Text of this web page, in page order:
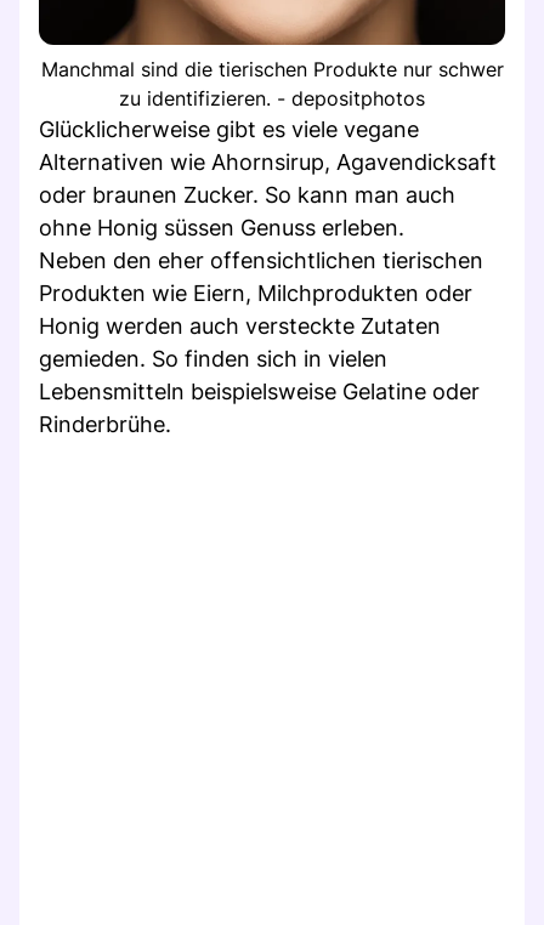
Manchmal sind die tierischen Produkte nur schwer
zu identifizieren. - depositphotos
Glücklicherweise gibt es viele vegane
Alternativen wie Ahornsirup, Agavendicksaft
oder braunen Zucker. So kann man auch
ohne Honig süssen Genuss erleben.
Neben den eher offensichtlichen tierischen
Produkten wie Eiern, Milchprodukten oder
Honig werden auch versteckte Zutaten
gemieden. So finden sich in vielen
Lebensmitteln beispielsweise Gelatine oder
Rinderbrühe.